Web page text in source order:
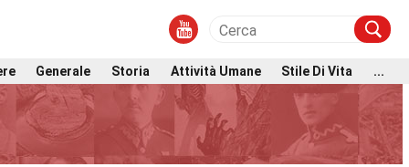
Generale Storia Attività Umane Stile Di Vita
...